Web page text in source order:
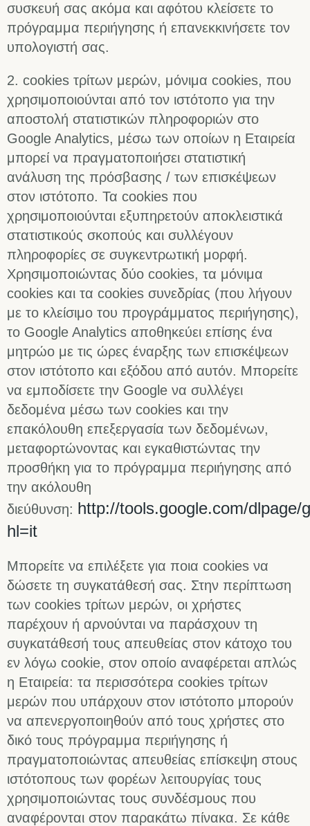
συσκευή σας ακόμα και αφότου κλείσετε το
πρόγραμμα περιήγησης ή επανεκκινήσετε τον
υπολογιστή σας.
2. cookies τρίτων μερών, μόνιμα cookies, που
χρησιμοποιούνται από τον ιστότοπο για την
αποστολή στατιστικών πληροφοριών στο
Google Analytics, μέσω των οποίων η Εταιρεία
μπορεί να πραγματοποιήσει στατιστική
ανάλυση της πρόσβασης / των επισκέψεων
στον ιστότοπο. Τα cookies που
χρησιμοποιούνται εξυπηρετούν αποκλειστικά
στατιστικούς σκοπούς και συλλέγουν
πληροφορίες σε συγκεντρωτική μορφή.
Χρησιμοποιώντας δύο cookies, τα μόνιμα
cookies και τα cookies συνεδρίας (που λήγουν
με το κλείσιμο του προγράμματος περιήγησης),
το Google Analytics αποθηκεύει επίσης ένα
μητρώο με τις ώρες έναρξης των επισκέψεων
στον ιστότοπο και εξόδου από αυτόν. Μπορείτε
να εμποδίσετε την Google να συλλέγει
δεδομένα μέσω των cookies και την
επακόλουθη επεξεργασία των δεδομένων,
μεταφορτώνοντας και εγκαθιστώντας την
προσθήκη για το πρόγραμμα περιήγησης από
την ακόλουθη
διεύθυνση: http://tools.google.com/dlpage/
hl=it
Μπορείτε να επιλέξετε για ποια cookies να
δώσετε τη συγκατάθεσή σας. Στην περίπτωση
των cookies τρίτων μερών, οι χρήστες
παρέχουν ή αρνούνται να παράσχουν τη
συγκατάθεσή τους απευθείας στον κάτοχο του
εν λόγω cookie, στον οποίο αναφέρεται απλώς
η Εταιρεία: τα περισσότερα cookies τρίτων
μερών που υπάρχουν στον ιστότοπο μπορούν
να απενεργοποιηθούν από τους χρήστες στο
δικό τους πρόγραμμα περιήγησης ή
πραγματοποιώντας απευθείας επίσκεψη στους
ιστότοπους των φορέων λειτουργίας τους
χρησιμοποιώντας τους συνδέσμους που
αναφέρονται στον παρακάτω πίνακα. Σε κάθε